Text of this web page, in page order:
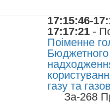
17:15:46-
17:17:21 -
Поіменне
газу та
За-268